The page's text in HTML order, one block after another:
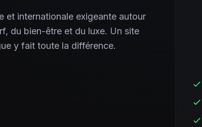
et internationale exigeante autour
du bien-être et du luxe. Un site
y fait toute la différence.